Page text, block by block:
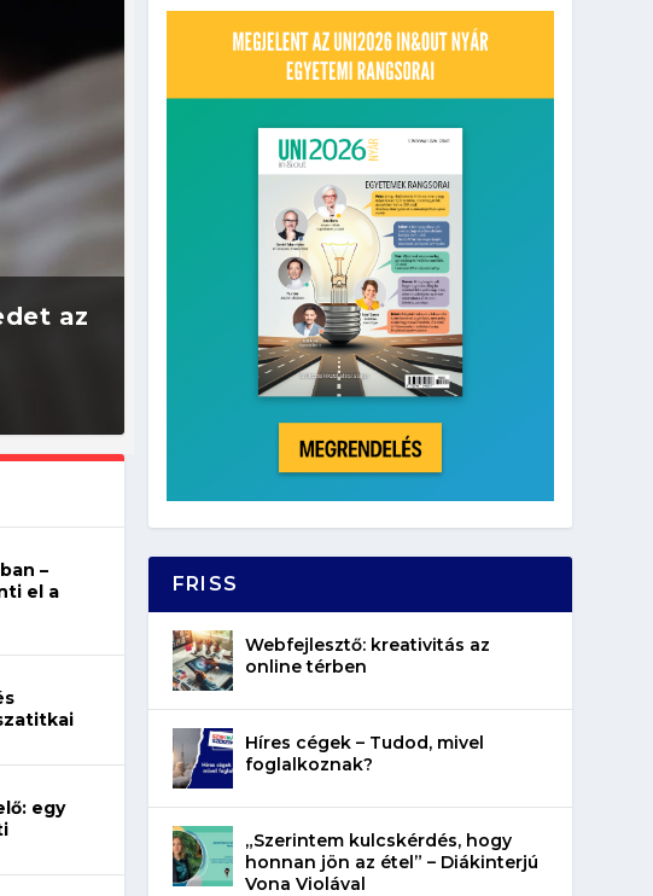
az
–
el a
egy
FRISS
Webfejlesztő: kreativitás az
online térben
Híres cégek – Tudod, mivel
foglalkoznak?
„Szerintem kulcskérdés, hogy
honnan jön az étel” – Diákinterjú
Vona Violával